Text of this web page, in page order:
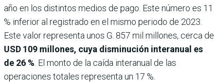
año en los distintos medios de pago. Este número es 11
% inferior al registrado en el mismo periodo de 2023.
Este valor representa unos G. 857 mil millones, cerca de
USD 109 millones, cuya disminución interanual es
de 26 % . El monto de la caída interanual de las
operaciones totales representa un 17 %.